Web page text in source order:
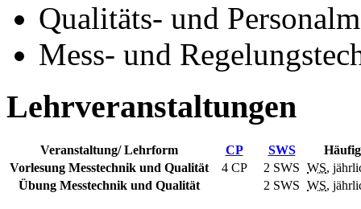
Qualitäts- und
Mess- und
Lehrveranstaltungen
Veranstaltung/ Lehrform CP SWS
Vorlesung Messtechnik und Qualität
4 CP 2 SWS WS,
Übung Messtechnik und Qualität
2 SWS WS,